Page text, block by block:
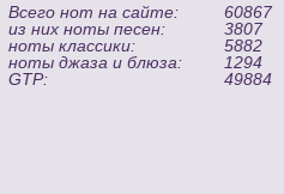
Всего нот на сайте:
60867
из них ноты песен:
3807
ноты классики:
5882
ноты джаза и блюза:
1294
GTP:
49884